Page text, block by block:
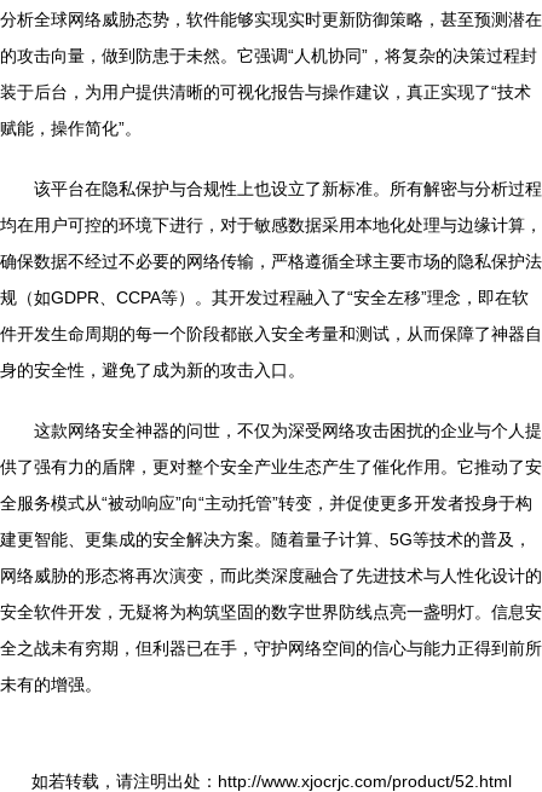
分析全球网络威胁态势，软件能够实现实时更新防御策略，甚至预测潜在
的攻击向量，做到防患于未然。它强调“人机协同”，将复杂的决策过程封
装于后台，为用户提供清晰的可视化报告与操作建议，真正实现了“技术
赋能，操作简化”。
该平台在隐私保护与合规性上也设立了新标准。所有解密与分析过程
均在用户可控的环境下进行，对于敏感数据采用本地化处理与边缘计算，
确保数据不经过不必要的网络传输，严格遵循全球主要市场的隐私保护法
规（如GDPR、CCPA等）。其开发过程融入了“安全左移”理念，即在软
件开发生命周期的每一个阶段都嵌入安全考量和测试，从而保障了神器自
身的安全性，避免了成为新的攻击入口。
这款网络安全神器的问世，不仅为深受网络攻击困扰的企业与个人提
供了强有力的盾牌，更对整个安全产业生态产生了催化作用。它推动了安
全服务模式从“被动响应”向“主动托管”转变，并促使更多开发者投身于构
建更智能、更集成的安全解决方案。随着量子计算、5G等技术的普及，
网络威胁的形态将再次演变，而此类深度融合了先进技术与人性化设计的
安全软件开发，无疑将为构筑坚固的数字世界防线点亮一盏明灯。信息安
全之战未有穷期，但利器已在手，守护网络空间的信心与能力正得到前所
未有的增强。
如若转载，请注明出处：http://www.xjocrjc.com/product/52.html